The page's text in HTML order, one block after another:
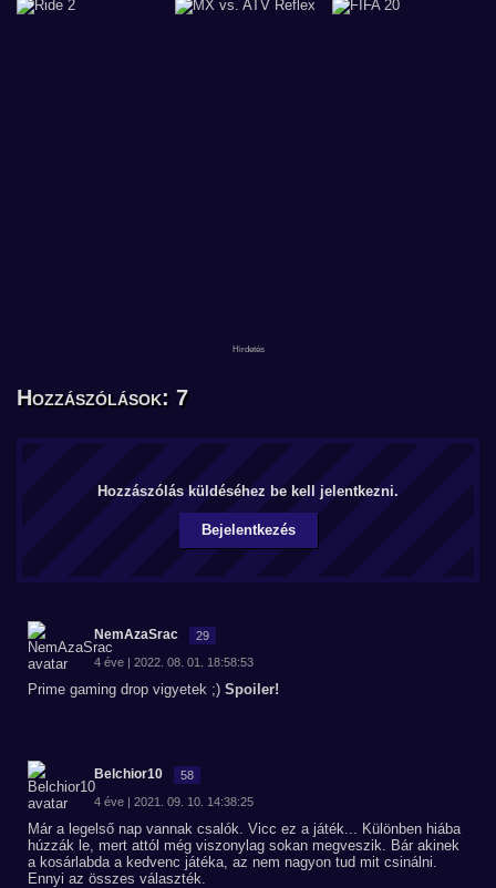
Hozzászólások: 7
Hozzászólás küldéséhez be kell jelentkezni.
Bejelentkezés
NemAzaSrac 29
4 éve | 2022. 08. 01. 18:58:53
Prime gaming drop vigyetek ;) Spoiler!
Belchior10 58
4 éve | 2021. 09. 10. 14:38:25
Már a legelső nap vannak csalók. Vicc ez a játék... Különben hiába
húzzák le, mert attól még viszonylag sokan megveszik. Bár akinek
a kosárlabda a kedvenc játéka, az nem nagyon tud mit csinálni.
Ennyi az összes választék.